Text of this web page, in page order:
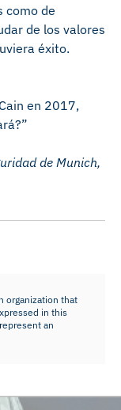
como de
de los valores
éxito.
en 2017,
de Munich,
organization that
in this
an